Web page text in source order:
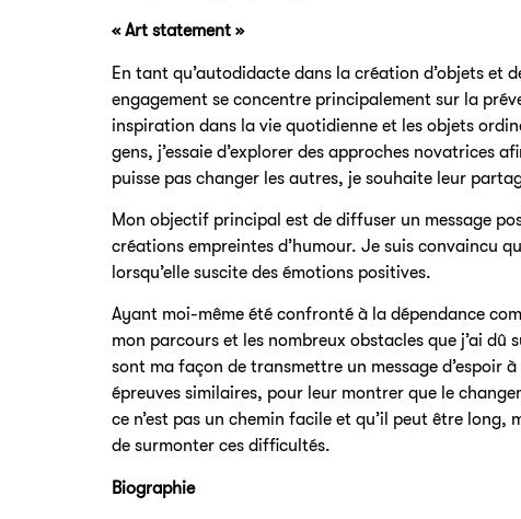
« Art statement »
En tant qu’autodidacte dans la création d’objets et
engagement se concentre principalement sur la
inspiration dans la vie quotidienne et les objets
gens, j’essaie d’explorer des approches novatrices
puisse pas changer les autres, je souhaite leur
Mon objectif principal est de diffuser un message
créations empreintes d’humour. Je suis convaincu
lorsqu’elle suscite des émotions positives.
Ayant moi-même été confronté à la dépendance
mon parcours et les nombreux obstacles que j’ai
sont ma façon de transmettre un message d’espoir
épreuves similaires, pour leur montrer que le
ce n’est pas un chemin facile et qu’il peut être long,
de surmonter ces difficultés.
Biographie